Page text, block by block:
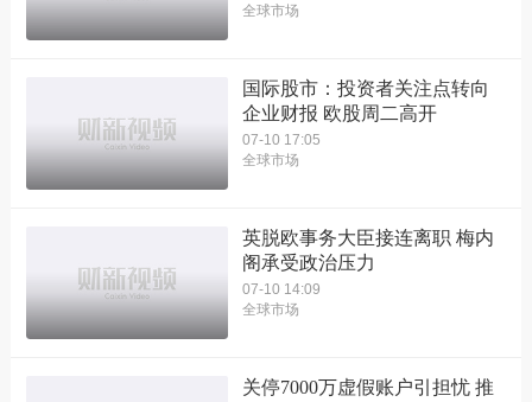
全球市场
国际股市：投资者关注点转向
企业财报 欧股周二高开
07-10 17:05
全球市场
英脱欧事务大臣接连离职 梅内
阁承受政治压力
07-10 14:09
全球市场
关停7000万虚假账户引担忧 推